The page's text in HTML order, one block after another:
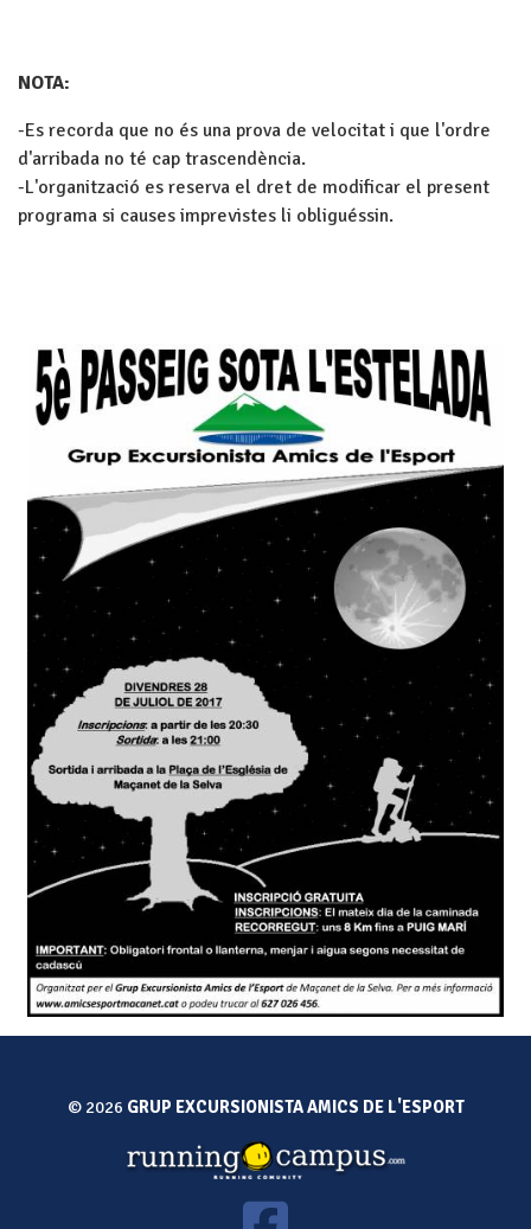
NOTA:
-Es recorda que no és una prova de velocitat i que l'ordre
d'arribada no té cap trascendència.
-L'organització es reserva el dret de modificar el present
programa si causes imprevistes li obliguéssin.
© 2026 GRUP EXCURSIONISTA AMICS DE L'ESPORT